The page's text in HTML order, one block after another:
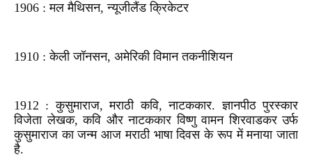
1906 : मल मैथिसन, न्यूजीलैंड क्रिकेटर
1910 : केली जॉनसन, अमेरिकी विमान तकनीशियन
1912 : कुसुमाराज, मराठी कवि, नाटककार. ज्ञानपीठ पुरस्कार
विजेता लेखक, कवि और नाटककार विष्णु वामन शिरवाडकर उर्फ
कुसुमाराज का जन्म आज मराठी भाषा दिवस के रूप में मनाया जाता
है.